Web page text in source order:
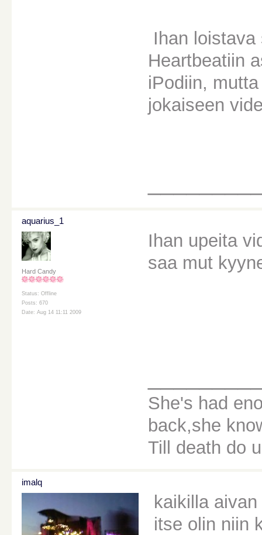
Ihan
Heartbeatiin
iPodiin,
jokaiseen
aquarius_1
Hard Candy
Status: Offline
Posts: 670
Date: Aug 14 11:11 2009
Ihan upeita
saa mut
She's had
back,she
Till death do
imalq
kaikilla
itse olin niin